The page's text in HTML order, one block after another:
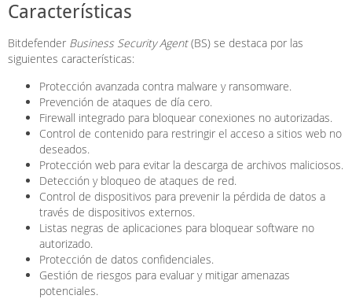
Características
Bitdefender Business Security Agent(BS) se destaca por las
siguientes características:
Protección avanzada contra malware y ransomware.
Prevención de ataques de día cero.
Firewall integrado para bloquear conexiones no autorizadas.
Control de contenido para restringir el acceso a sitios web no
deseados.
Protección web para evitar la descarga de archivos maliciosos.
Detección y bloqueo de ataques de red.
Control de dispositivos para prevenir la pérdida de datos a
través de dispositivos externos.
Listas negras de aplicaciones para bloquear software no
autorizado.
Protección de datos confidenciales.
Gestión de riesgos para evaluar y mitigar amenazas
potenciales.